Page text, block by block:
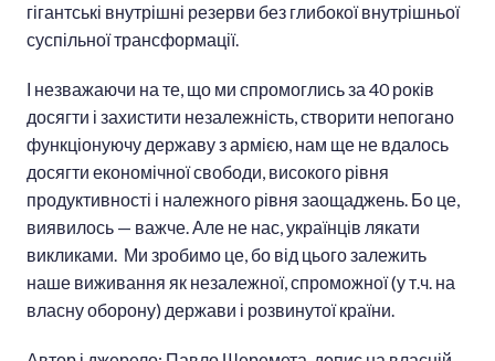
гігантські внутрішні резерви без глибокої внутрішньої
суспільної трансформації.
І незважаючи на те, що ми спромоглись за 40 років
досягти і захистити незалежність, створити непогано
функціонуючу державу з армією, нам ще не вдалось
досягти економічної свободи, високого рівня
продуктивності і належного рівня заощаджень. Бо це,
виявилось — важче. Але не нас, українців лякати
викликами. Ми зробимо це, бо від цього залежить
наше виживання як незалежної, спроможної (у т.ч. на
власну оборону) держави і розвинутої країни.